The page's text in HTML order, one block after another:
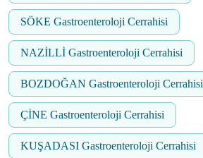
SÖKE Gastroenteroloji Cerrahisi
NAZİLLİ Gastroenteroloji Cerrahisi
BOZDOĞAN Gastroenteroloji Cerrahisi
ÇİNE Gastroenteroloji Cerrahisi
KUŞADASI Gastroenteroloji Cerrahisi